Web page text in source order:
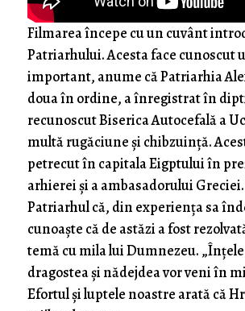
Filmarea începe cu un cuvânt
Patriarhului. Acesta face cunoscut
important, anume că Patriarhia
doua în ordine, a înregistrat în
recunoscut Biserica Autocefală a
multă rugăciune și chibzuință.
petrecut în capitala Eigptului în
arhierei și a ambasadorului
Patriarhul că, din experiența sa
cunoaște că de astăzi a fost
temă cu mila lui Dumnezeu.
dragostea și nădejdea vor veni în
Efortul și luptele noastre arată că